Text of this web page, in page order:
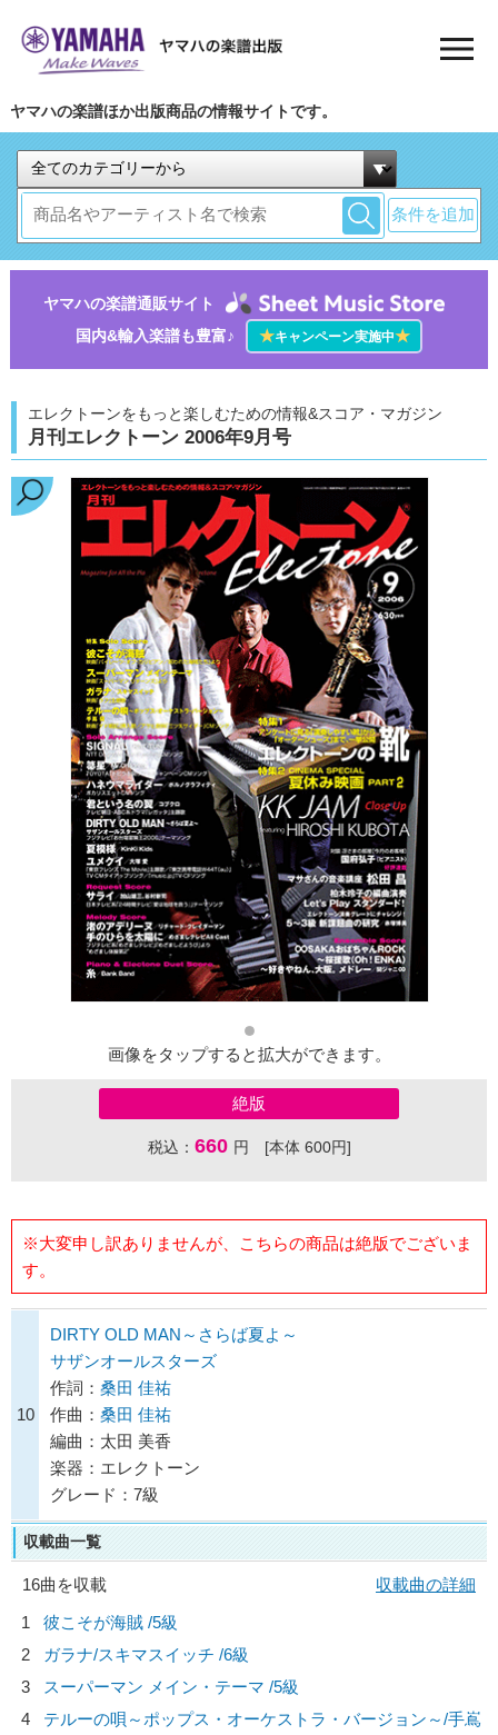
ヤマハの楽譜ほか出版商品の情報サイトです。
条件を追加
ヤマハの楽譜通販サイト
国内&輸入楽譜も豊富♪
★キャンペーン実施中★
エレクトーンをもっと楽しむための情報&スコア・マガジン
月刊エレクトーン 2006年9月号
画像をタップすると拡大ができます。
絶版
税込： 660 円 [本体 600円]
※大変申し訳ありませんが、こちらの商品は絶版でございま
す。
10
DIRTY OLD MAN～さらば夏よ～
サザンオールスターズ
作詞： 桑田 佳祐
作曲： 桑田 佳祐
編曲：太田 美香
楽器：エレクトーン
グレード：7級
収載曲一覧
16曲を収載
収載曲の詳細
1
彼こそが海賊 /5級
2
ガラナ/スキマスイッチ /6級
3
スーパーマン メイン・テーマ /5級
4
テルーの唄～ポップス・オーケストラ・バージョン～/手嶌